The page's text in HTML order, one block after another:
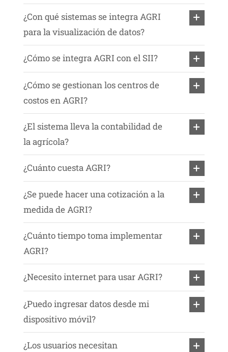
¿Con qué sistemas se integra AGRI
para la visualización de datos?
¿Cómo se integra AGRI con el SII?
¿Cómo se gestionan los centros de
costos en AGRI?
¿El sistema lleva la contabilidad de
la agrícola?
¿Cuánto cuesta AGRI?
¿Se puede hacer una cotización a la
medida de AGRI?
¿Cuánto tiempo toma implementar
AGRI?
¿Necesito internet para usar AGRI?
¿Puedo ingresar datos desde mi
dispositivo móvil?
¿Los usuarios necesitan